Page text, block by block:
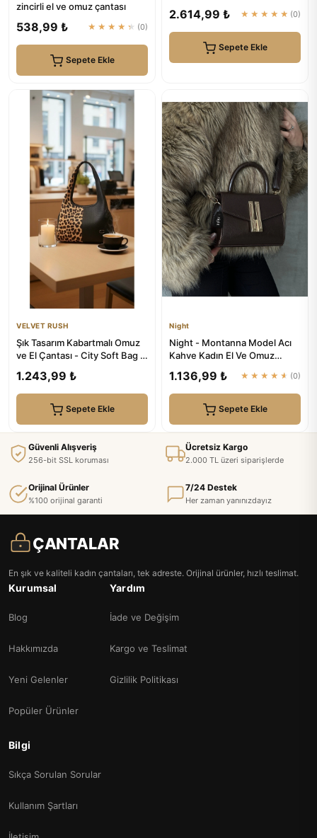
zincirli el ve omuz çantası
538,99 ₺ ★★★★★ (0)
Sepete Ekle
2.614,99 ₺ ★★★★★ (0)
Sepete Ekle
VELVET RUSH
Şık Tasarım Kabartmalı Omuz
ve El Çantası - City Soft Bag |
1.243,99 ₺
Sepete Ekle
Night
Night - Montanna Model Acı
Kahve Kadın El Ve Omuz
1.136,99 ₺ ★★★★★ (0)
Sepete Ekle
Güvenli Alışveriş
256-bit SSL koruması
Ücretsiz Kargo
2.000 TL üzeri siparişlerde
Orijinal Ürünler
%100 orijinal garanti
7/24 Destek
Her zaman yanınızdayız
ÇANTALAR
En şık ve kaliteli kadın çantaları, tek adreste. Orijinal ürünler, hızlı teslimat.
Kurumsal
Blog
Hakkımızda
Yeni Gelenler
Popüler Ürünler
Yardım
İade ve Değişim
Kargo ve Teslimat
Gizlilik Politikası
Bilgi
Sıkça Sorulan Sorular
Kullanım Şartları